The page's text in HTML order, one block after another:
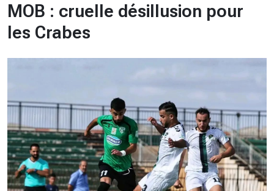
MOB : cruelle désillusion pour
les Crabes